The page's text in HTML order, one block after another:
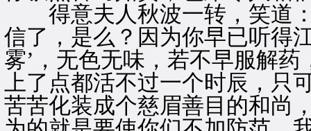
得意夫人秋波一转，笑道：
信了，是么？因为你早已听得
雾’，无色无味，若不早服解
上了点都活不过一个时辰，只
苦苦化装成个慈眉善目的和尚